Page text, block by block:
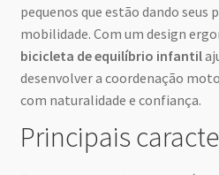
pequenos que estão dando seus
mobilidade. Com um design
bicicleta de equilíbrio infantil
desenvolver a coordenação
com naturalidade e confiança.
Principais